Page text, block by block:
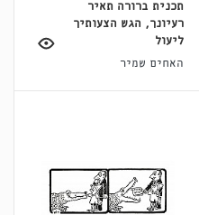
תכנית ברורה תאיר
רעיונך, הגש הצעותיך
ליעול
האחים שמיר